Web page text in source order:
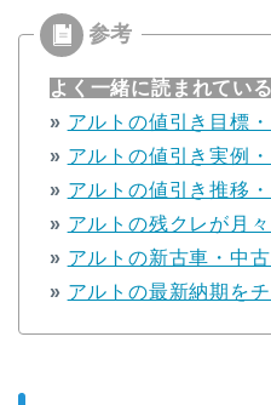
よく一緒に読まれてい
» アルトの値引き目標
» アルトの値引き実例
» アルトの値引き推移
» アルトの残クレが月
» アルトの新古車・中
» アルトの最新納期をチ